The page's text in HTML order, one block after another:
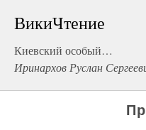
ВикиЧтение
Киевский особый…
Иринархов Руслан